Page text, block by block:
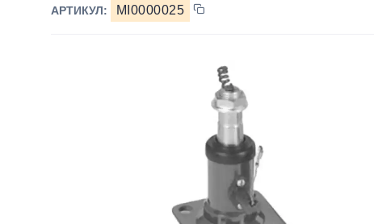
АРТИКУЛ: MI0000025